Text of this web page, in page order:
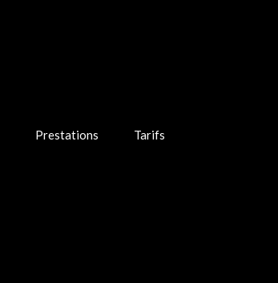
Prestations Tarifs